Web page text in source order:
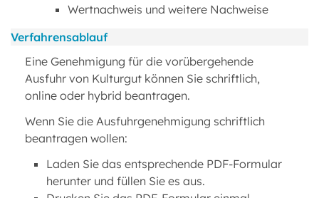
Wertnachweis und weitere Nachweise
Verfahrensablauf
Eine Genehmigung für die vorübergehende
Ausfuhr von Kulturgut können Sie schriftlich,
online oder hybrid beantragen.
Wenn Sie die Ausfuhrgenehmigung schriftlich
beantragen wollen:
Laden Sie das entsprechende PDF-Formular
herunter und füllen Sie es aus.